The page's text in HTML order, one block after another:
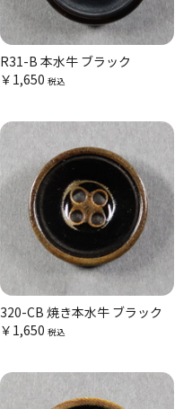
R31-B 本水牛 ブラック
￥1,650 税込
320-CB 焼き本水牛 ブラック
￥1,650 税込